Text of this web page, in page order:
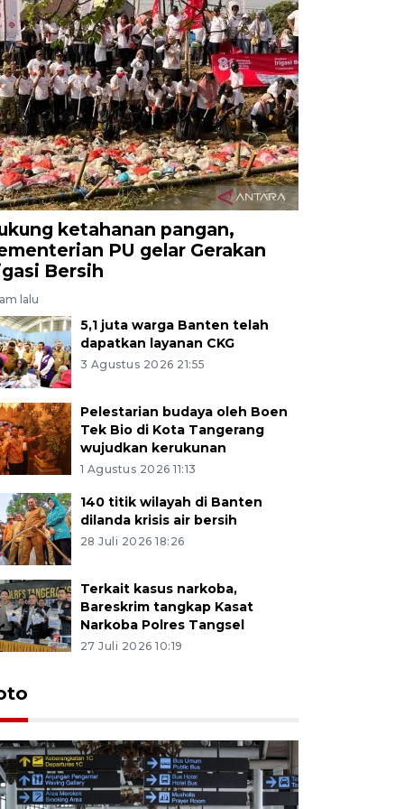
ketahanan pangan,
PU gelar Gerakan
Bersih
lalu
5,1 juta warga Banten telah
dapatkan layanan CKG
3 Agustus 2026 21:55
Pelestarian budaya oleh Boen
Tek Bio di Kota Tangerang
wujudkan kerukunan
1 Agustus 2026 11:13
140 titik wilayah di Banten
dilanda krisis air bersih
28 Juli 2026 18:26
Terkait kasus narkoba,
Bareskrim tangkap Kasat
Narkoba Polres Tangsel
27 Juli 2026 10:19